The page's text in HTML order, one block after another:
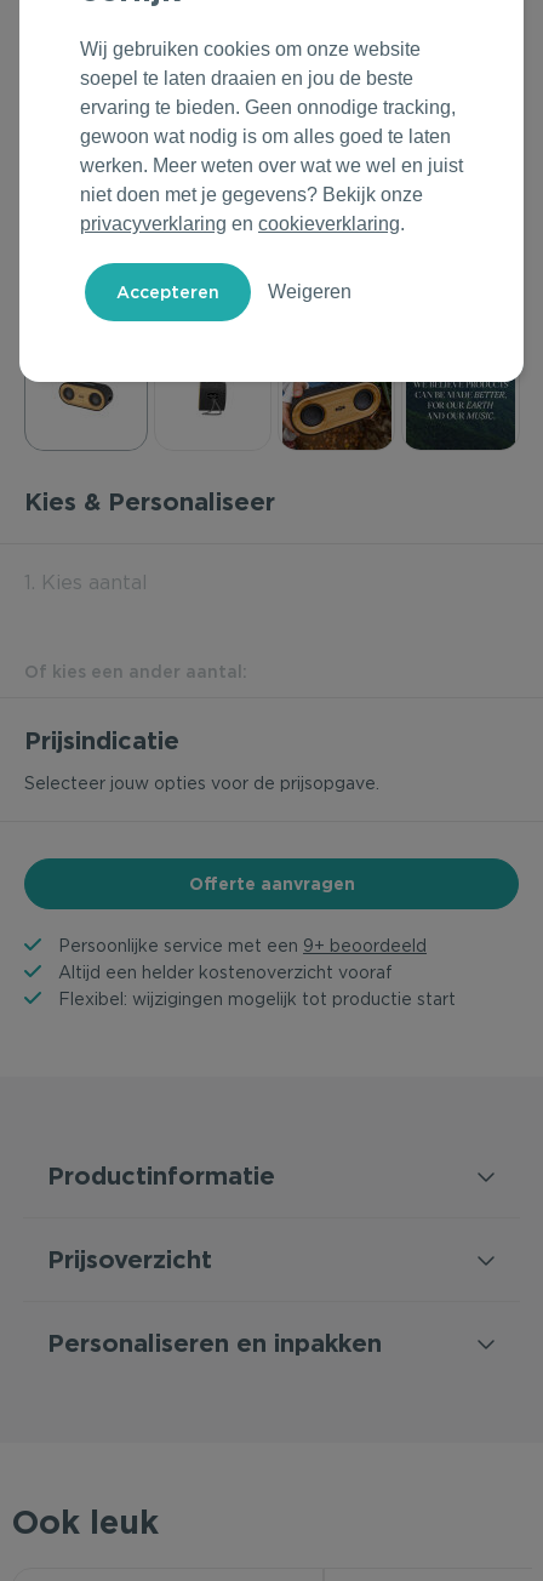
Technologie & Gadgets
Home & Living
Duurzame Bestsellers
Daarom Duurzaam
Oranjefeest
Vakantie & Zomer
Back to Routine
Herfstmomenten
Sinterklaas
Warme Winter
Kerst & Eindejaar
Roll'Eat
Samsonite
Stanley/Stella
Tony's Chocolonely
Kies & Personaliseer
1. Kies aantal
Of kies een ander aantal:
Prijsindicatie
Selecteer jouw opties voor de prijsopgave.
Offerte aanvragen
Persoonlijke service met een 9+ beoordeeld
Altijd een helder kostenoverzicht vooraf
Flexibel: wijzigingen mogelijk tot productie start
Productinformatie
Prijsoverzicht
Personaliseren en inpakken
Ook leuk
Wij gebruiken cookies om onze website
soepel te laten draaien en jou de beste
ervaring te bieden. Geen onnodige tracking,
gewoon wat nodig is om alles goed te laten
werken. Meer weten over wat we wel en juist
niet doen met je gegevens? Bekijk onze
privacyverklaring en cookieverklaring.
Weigeren